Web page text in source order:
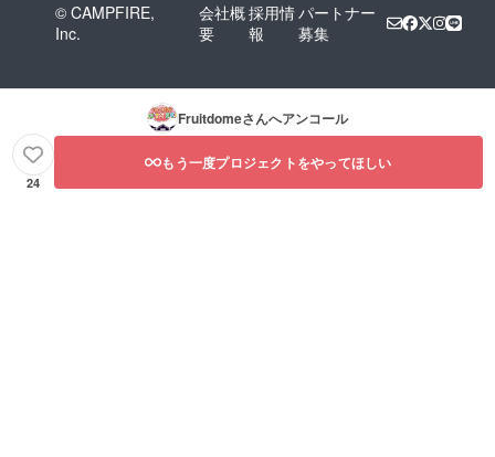
© CAMPFIRE,
Inc.
会社概
要
採用情
報
パートナー
募集
Fruitdomeさんへアンコール
24
もう一度プロジェクトをやってほしい